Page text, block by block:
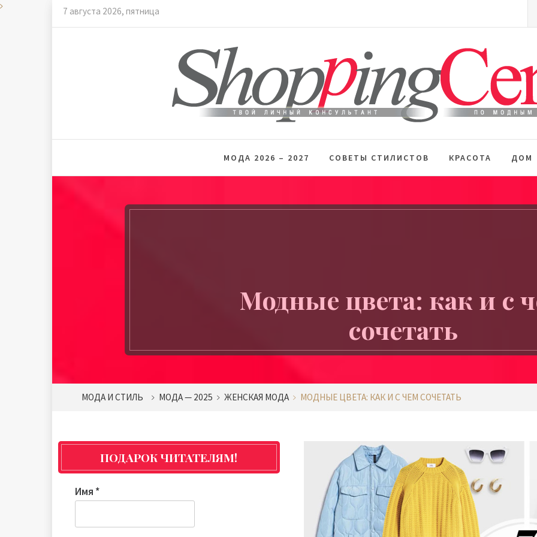
Skip
7 августа 2026, пятница
Мода и стиль
МОДА 2026 – 2027 СОВЕТЫ СТИЛИСТОВ КРАСОТА ДОМ
Модные цвета: как и с
сочетать
МОДА И СТИЛЬ МОДА — 2025 ЖЕНСКАЯ МОДА МОДНЫЕ ЦВЕТА: КАК И С ЧЕМ СОЧЕТАТЬ
ПОДАРОК ЧИТАТЕЛЯМ!
Имя *